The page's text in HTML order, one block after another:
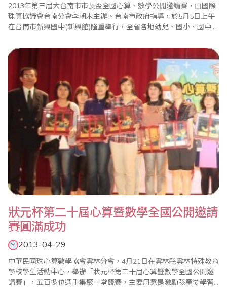
2013年第三屆大台南市市長盃全國心算、數學公開邀請賽，由國際
珠算協議會台南分會李朝木主辦、台南市政府指導，於5月5日上午
在台南市新興國中(新興館)隆重舉行，全省各地幼兒、國小、國中近
的好評。 原18屆台南市市長盃因縣市合併，正式改為第三屆大台南
市市長盃，李朝木認為，心算是數學的基礎，數學是科技的根基，
珠算乃是本國傳統國粹，應該繼續傳..
狀元杯第二十屆心算暨數學全國公開邀請
賽圓滿成功
2013-04-29
中華民國珠心算數學協會雲林分會，4月21日在雲林縣雲林特殊教育
學校學生活動中心，舉辦「狀元杯第二十屆心算暨數學全國公開邀
請賽」，五百多位選手集聚一堂競賽，主要用意是激勵孩童從學習